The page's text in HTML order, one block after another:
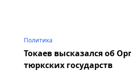
Политика
Токаев высказался об
тюркских государств